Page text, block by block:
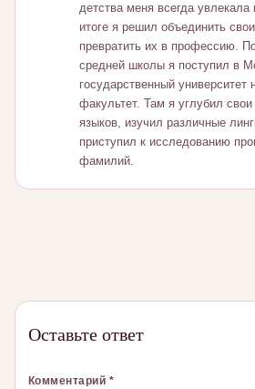
детства меня всегда увлекала
итоге я решил объединить
превратить их в профессию.
средней школы я поступил в
государственный университет
факультет. Там я углубил свои
языков, изучил различные
приступил к исследованию
фамилий.
Оставьте ответ
Комментарий *